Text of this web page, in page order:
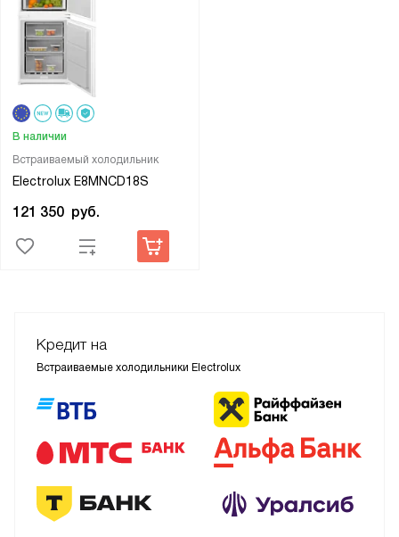
Встраиваемый холодильник
Electrolux E8MNCD18S
В наличии
121 350 руб.
Кредит на
Встраиваемые холодильники Electrolux